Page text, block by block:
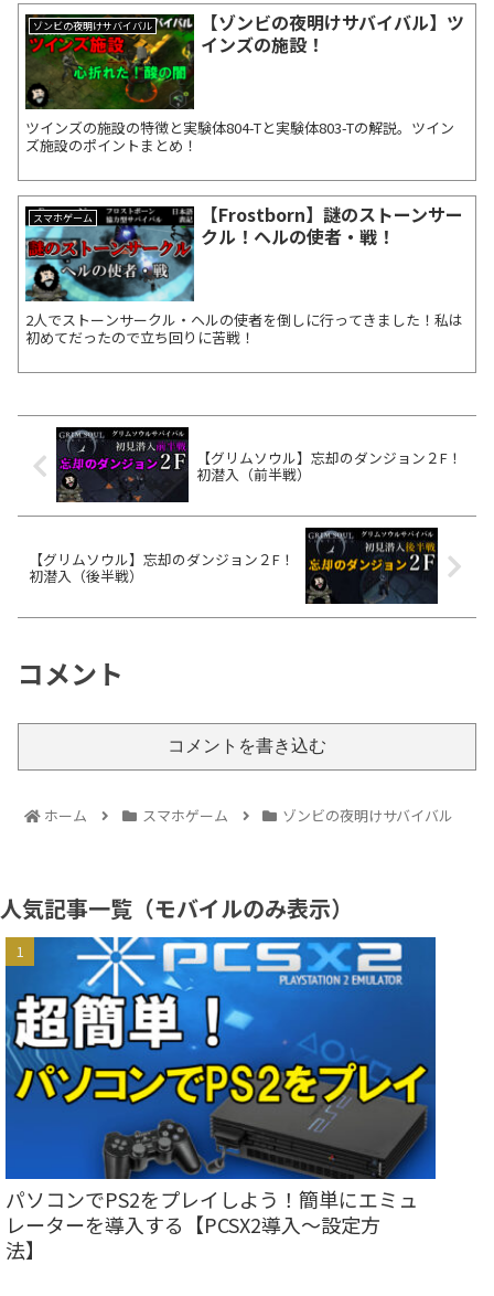
ゾンビの夜明けサバイバル
【ゾンビの夜明けサバイバル】ツ
インズの施設！
ツインズの施設の特徴と実験体804-Tと実験体803-Tの解説。ツイン
ズ施設のポイントまとめ！
スマホゲーム
【Frostborn】謎のストーンサー
クル！ヘルの使者・戦！
2人でストーンサークル・ヘルの使者を倒しに行ってきました！私は
初めてだったので立ち回りに苦戦！
【グリムソウル】忘却のダンジョン２F！
初潜入（前半戦）
【グリムソウル】忘却のダンジョン２F！
初潜入（後半戦）
コメント
コメントを書き込む
ホーム スマホゲーム ゾンビの夜明けサバイバル
人気記事一覧（モバイルのみ表示）
パソコンでPS2をプレイしよう！簡単にエミュ
レーターを導入する【PCSX2導入～設定方
法】